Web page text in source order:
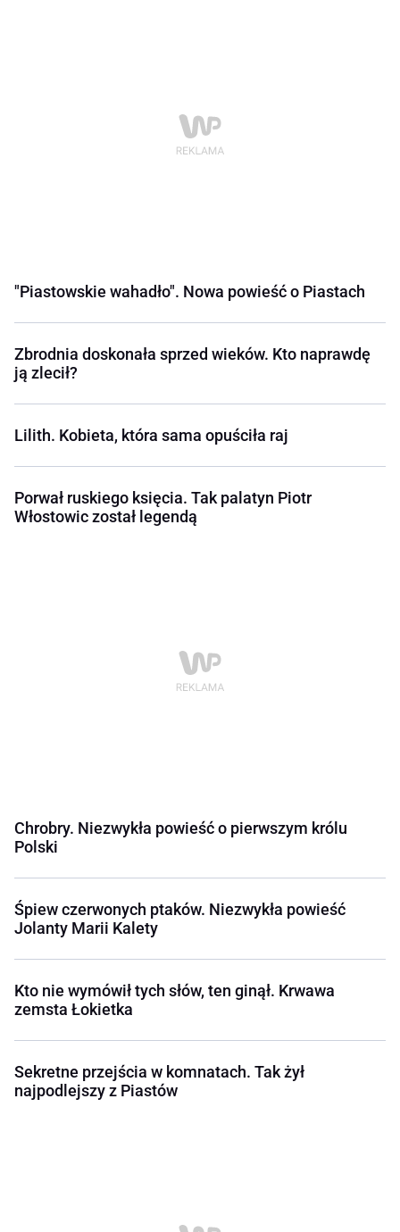
"Piastowskie wahadło". Nowa powieść o Piastach
Zbrodnia doskonała sprzed wieków. Kto naprawdę
ją zlecił?
Lilith. Kobieta, która sama opuściła raj
Porwał ruskiego księcia. Tak palatyn Piotr
Włostowic został legendą
Chrobry. Niezwykła powieść o pierwszym królu
Polski
Śpiew czerwonych ptaków. Niezwykła powieść
Jolanty Marii Kalety
Kto nie wymówił tych słów, ten ginął. Krwawa
zemsta Łokietka
Sekretne przejścia w komnatach. Tak żył
najpodlejszy z Piastów